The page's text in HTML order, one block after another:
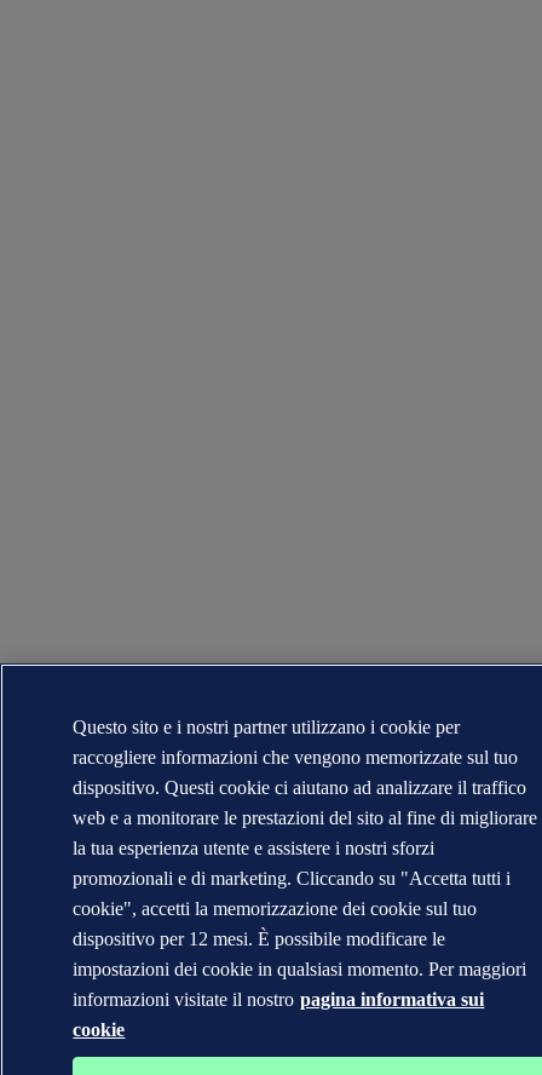
Questo sito e i nostri partner utilizzano i cookie per
raccogliere informazioni che vengono memorizzate sul tuo
dispositivo. Questi cookie ci aiutano ad analizzare il traffico
web e a monitorare le prestazioni del sito al fine di migliorare
la tua esperienza utente e assistere i nostri sforzi
promozionali e di marketing. Cliccando su "Accetta tutti i
cookie", accetti la memorizzazione dei cookie sul tuo
dispositivo per 12 mesi. È possibile modificare le
impostazioni dei cookie in qualsiasi momento. Per maggiori
informazioni visitate il nostro pagina informativa sui
cookie